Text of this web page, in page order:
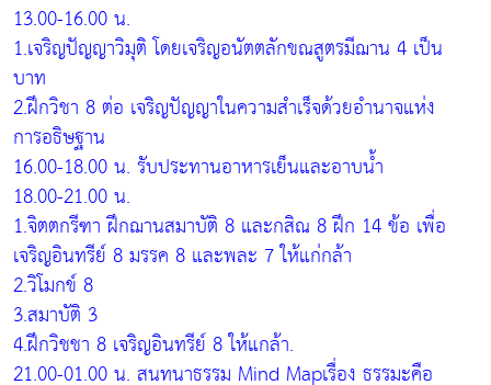
13.00-16.00 น.
1.เจริญปัญญาวิมุติ โดยเจริญอนัตตลักขณสูตรมีฌาน 4 เป็น
บาท
2.ฝึกวิชา 8 ต่อ เจริญปัญญาในความสำเร็จด้วยอำนาจแห่ง
การอธิษฐาน
16.00-18.00 น. รับประทานอาหารเย็นและอาบน้ำ
18.00-21.00 น.
1.จิตตกรีฑา ฝึกฌานสมาบัติ 8 และกสิณ 8 ฝึก 14 ข้อ เพื่อ
เจริญอินทรีย์ 8 มรรค 8 และพละ 7 ให้แก่กล้า
2.วิโมกข์ 8
3.สมาบัติ 3
4.ฝึกวิชชา 8 เจริญอินทรีย์ 8 ให้แกล้า.
21.00-01.00 น. สนทนาธรรม Mind Mapเรื่อง ธรรมะคือ